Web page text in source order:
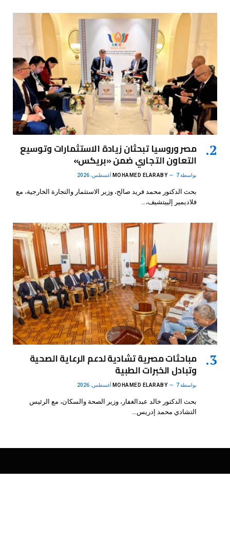
مصر وروسيا تبحثان زيادة الاستثمارات وتوسيع
التعاون التجاري ضمن «بريكس»
بواسطة MOHAMED ELARABY 7 أغسطس، 2026
بحث الدكتور محمد فريد صالح، وزير الاستثمار والتجارة الخارجية، مع
فلاديمير إلييتشيف،…
مباحثات مصرية تشادية لدعم الرعاية الصحية
وتبادل الخبرات الطبية
بواسطة MOHAMED ELARABY 7 أغسطس، 2026
بحث الدكتور خالد عبدالغفار، وزير الصحة والسكان، مع الرئيس
التشادي محمد إدريس…